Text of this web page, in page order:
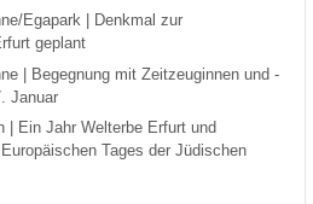
Egapark | Denkmal zur
geplant
| Begegnung mit Zeitzeuginnen und -
Januar
| Ein Jahr Welterbe Erfurt und
Tages der Jüdischen